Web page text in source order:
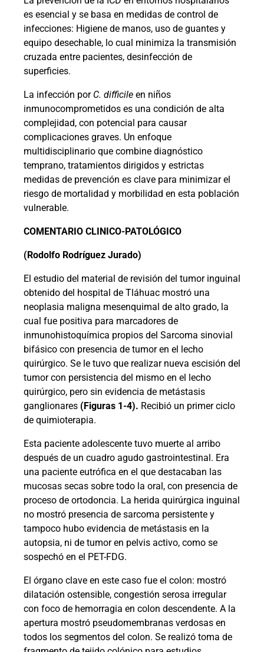
es esencial y se basa en medidas de control de
infecciones: Higiene de manos, uso de guantes y
equipo desechable, lo cual minimiza la transmisión
cruzada entre pacientes, desinfección de
superficies.
La infección por C. difficile en niños
inmunocomprometidos es una condición de alta
complejidad, con potencial para causar
complicaciones graves. Un enfoque
multidisciplinario que combine diagnóstico
temprano, tratamientos dirigidos y estrictas
medidas de prevención es clave para minimizar el
riesgo de mortalidad y morbilidad en esta población
vulnerable.
COMENTARIO CLINICO-PATOLÓGICO
(Rodolfo Rodríguez Jurado)
El estudio del material de revisión del tumor inguinal
obtenido del hospital de Tláhuac mostró una
neoplasia maligna mesenquimal de alto grado, la
cual fue positiva para marcadores de
inmunohistoquímica propios del Sarcoma sinovial
bifásico con presencia de tumor en el lecho
quirúrgico. Se le tuvo que realizar nueva escisión del
tumor con persistencia del mismo en el lecho
quirúrgico, pero sin evidencia de metástasis
ganglionares (Figuras 1-4). Recibió un primer ciclo
de quimioterapia.
Esta paciente adolescente tuvo muerte al arribo
después de un cuadro agudo gastrointestinal. Era
una paciente eutrófica en el que destacaban las
mucosas secas sobre todo la oral, con presencia de
proceso de ortodoncia. La herida quirúrgica inguinal
no mostró presencia de sarcoma persistente y
tampoco hubo evidencia de metástasis en la
autopsia, ni de tumor en pelvis activo, como se
sospechó en el PET-FDG.
El órgano clave en este caso fue el colon: mostró
dilatación ostensible, congestión serosa irregular
con foco de hemorragia en colon descendente. A la
apertura mostró pseudomembranas verdosas en
todos los segmentos del colon. Se realizó toma de